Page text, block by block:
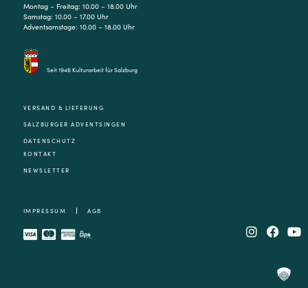
Montag – Freitag: 10.00 – 18.00 Uhr
Samstag: 10.00 – 17.00 Uhr
Adventsamstage: 10.00 – 18.00 Uhr
Seit 1946 Kulturarbeit für Salzburg
VERSAND & LIEFERUNG
SALZBURGER ADVENTSINGEN
DATENSCHUTZ
KONTAKT
NEWSLETTER
IMPRESSUM AGB